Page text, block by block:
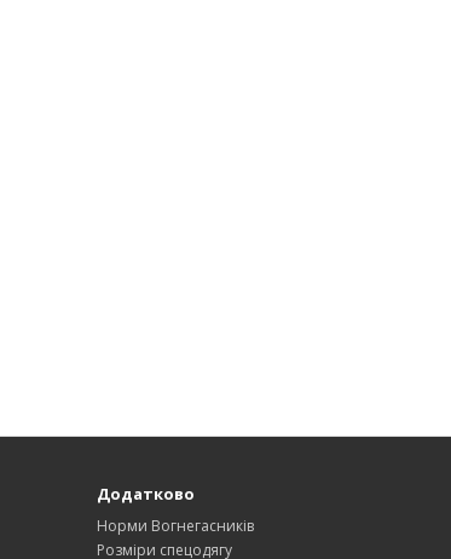
Додатково
Норми Вогнегасників
Розміри спецодягу